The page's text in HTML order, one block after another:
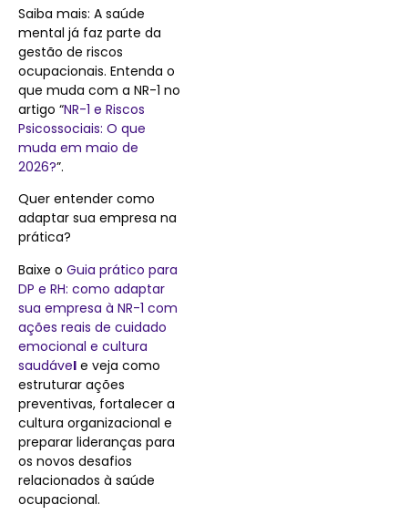
Saiba mais: A saúde
mental já faz parte da
gestão de riscos
ocupacionais. Entenda o
que muda com a NR-1 no
artigo “NR-1 e Riscos
Psicossociais: O que
muda em maio de
2026?”.
Quer entender como
adaptar sua empresa na
prática?
Baixe o Guia prático para
DP e RH: como adaptar
sua empresa à NR-1 com
ações reais de cuidado
emocional e cultura
saudável e veja como
estruturar ações
preventivas, fortalecer a
cultura organizacional e
preparar lideranças para
os novos desafios
relacionados à saúde
ocupacional.